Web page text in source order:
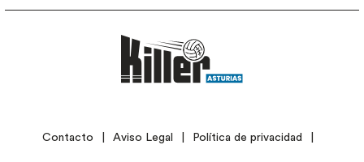
LEGALContacto Aviso Legal Política de privacidad